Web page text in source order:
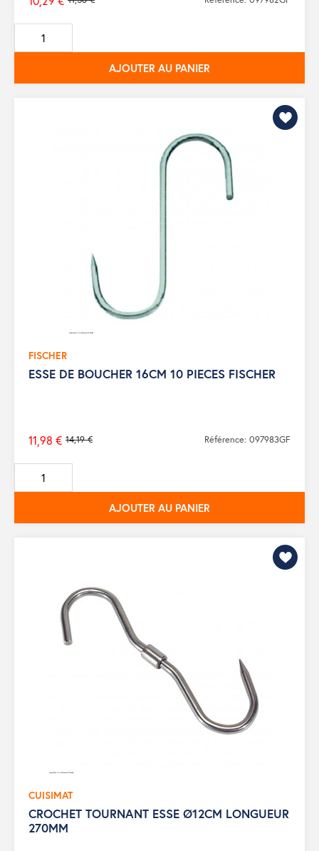
Prix
de
base
AJOUTER AU PANIER
FISCHER
ESSE DE BOUCHER 16CM 10 PIECES FISCHER
Prix
de
base
14,19 €
11,98 € Référence: 097983GF
AJOUTER AU PANIER
CUISIMAT
CROCHET TOURNANT ESSE Ø12CM LONGUEUR
270MM